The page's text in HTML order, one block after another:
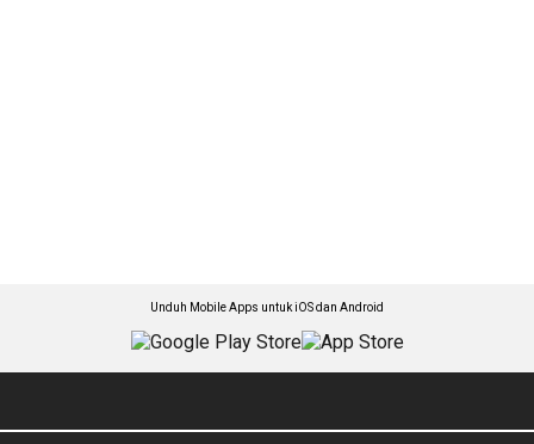
Unduh Mobile Apps untuk iOS dan Android